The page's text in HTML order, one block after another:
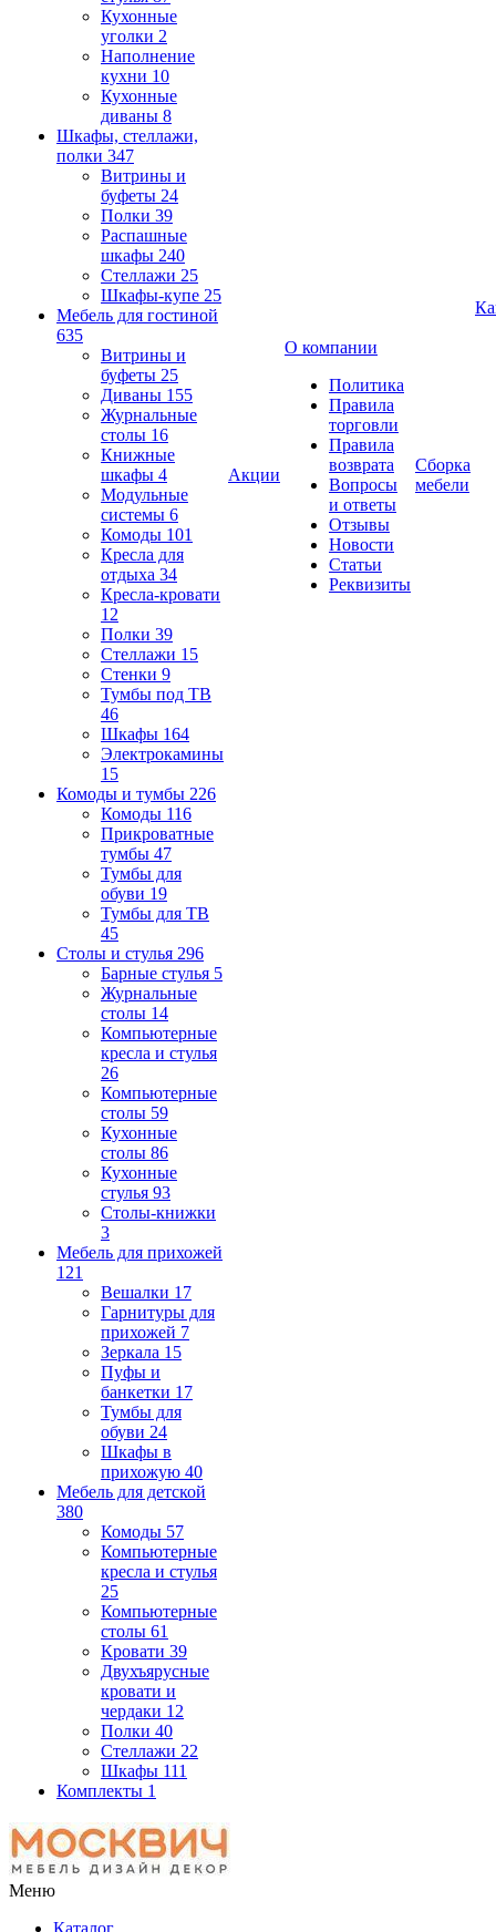
Кухонные
уголки 2
Наполнение
кухни 10
Кухонные
диваны 8
Шкафы, стеллажи,
полки 347
Витрины и
буфеты 24
Полки 39
Распашные
шкафы 240
Стеллажи 25
Шкафы-купе 25
Мебель для гостиной
635
Витрины и
буфеты 25
Диваны 155
Журнальные
столы 16
Книжные
шкафы 4
Модульные
системы 6
Комоды 101
Кресла для
отдыха 34
Кресла-кровати
12
Полки 39
Стеллажи 15
Стенки 9
Тумбы под ТВ
46
Шкафы 164
Электрокамины
15
Комоды и тумбы 226
Комоды 116
Прикроватные
тумбы 47
Тумбы для
обуви 19
Тумбы для ТВ
45
Столы и стулья 296
Барные стулья 5
Журнальные
столы 14
Компьютерные
кресла и стулья
26
Компьютерные
столы 59
Кухонные
столы 86
Кухонные
стулья 93
Столы-книжки
3
Мебель для прихожей
121
Вешалки 17
Гарнитуры для
прихожей 7
Зеркала 15
Пуфы и
банкетки 17
Тумбы для
обуви 24
Шкафы в
прихожую 40
Мебель для детской
380
Комоды 57
Компьютерные
кресла и стулья
25
Компьютерные
столы 61
Кровати 39
Двухъярусные
кровати и
чердаки 12
Полки 40
Стеллажи 22
Шкафы 111
Комплекты 1
Акции
О компании
Политика
Правила
торговли
Правила
возврата
Вопросы
и ответы
Отзывы
Новости
Статьи
Реквизиты
Сборка
мебели
Меню
Каталог